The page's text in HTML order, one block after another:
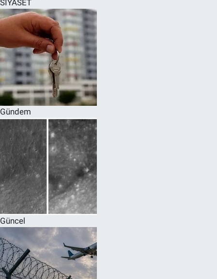
SİYASET
Gündem
Güncel
SPOR
RESMİ İLANLAR